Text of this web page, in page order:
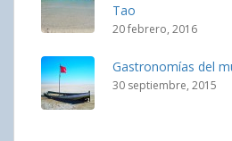
Tao
20 febrero, 2016
Gastronomías del
30 septiembre, 2015